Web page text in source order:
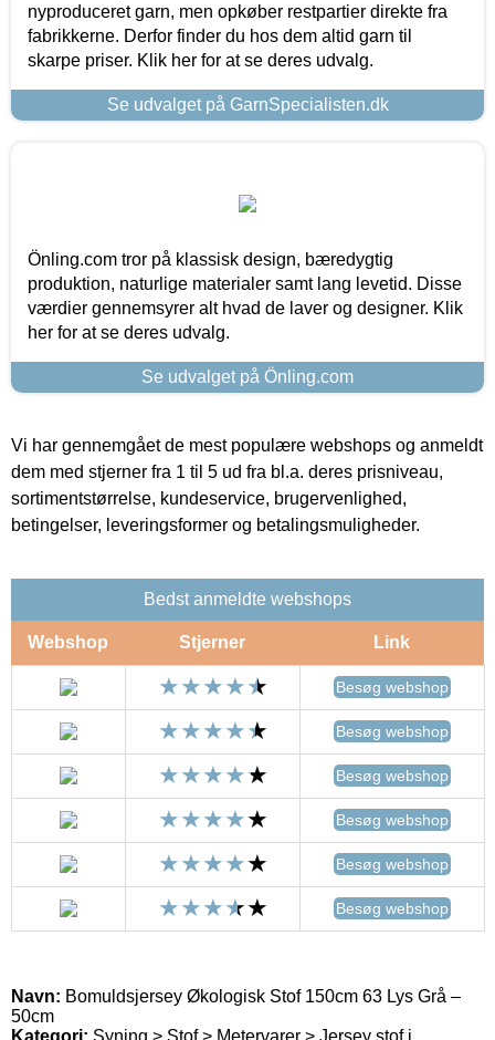
nyproduceret garn, men opkøber restpartier direkte fra
fabrikkerne. Derfor finder du hos dem altid garn til
skarpe priser. Klik her for at se deres udvalg.
Se udvalget på GarnSpecialisten.dk
Önling.com tror på klassisk design, bæredygtig
produktion, naturlige materialer samt lang levetid. Disse
værdier gennemsyrer alt hvad de laver og designer. Klik
her for at se deres udvalg.
Se udvalget på Önling.com
Vi har gennemgået de mest populære webshops og anmeldt
dem med stjerner fra 1 til 5 ud fra bl.a. deres prisniveau,
sortimentstørrelse, kundeservice, brugervenlighed,
betingelser, leveringsformer og betalingsmuligheder.
Bedst anmeldte webshops
Webshop Stjerner Link
Besøg webshop
Besøg webshop
Besøg webshop
Besøg webshop
Besøg webshop
Besøg webshop
Navn: Bomuldsjersey Økologisk Stof 150cm 63 Lys Grå –
50cm
Kategori: Syning > Stof > Metervarer > Jersey stof i